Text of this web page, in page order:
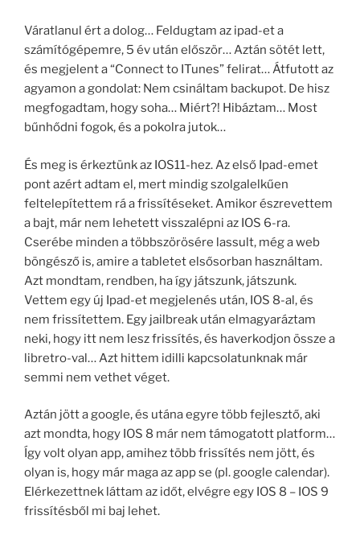
Váratlanul ért a dolog… Feldugtam az ipad-et a
számítógépemre, 5 év után először… Aztán sötét lett,
és megjelent a “Connect to ITunes” felirat… Átfutott az
agyamon a gondolat: Nem csináltam backupot. De hisz
megfogadtam, hogy soha… Miért?! Hibáztam… Most
bűnhődni fogok, és a pokolra jutok…
És meg is érkeztünk az IOS11-hez. Az első Ipad-emet
pont azért adtam el, mert mindig szolgalelkűen
feltelepítettem rá a frissítéseket. Amikor észrevettem
a bajt, már nem lehetett visszalépni az IOS 6-ra.
Cserébe minden a többszörösére lassult, még a web
böngésző is, amire a tabletet elsősorban használtam.
Azt mondtam, rendben, ha így játszunk, játszunk.
Vettem egy új Ipad-et megjelenés után, IOS 8-al, és
nem frissítettem. Egy jailbreak után elmagyaráztam
neki, hogy itt nem lesz frissítés, és haverkodjon össze a
libretro-val… Azt hittem idilli kapcsolatunknak már
semmi nem vethet véget.
Aztán jött a google, és utána egyre több fejlesztő, aki
azt mondta, hogy IOS 8 már nem támogatott platform…
Így volt olyan app, amihez több frissítés nem jött, és
olyan is, hogy már maga az app se (pl. google calendar).
Elérkezettnek láttam az időt, elvégre egy IOS 8 – IOS 9
frissítésből mi baj lehet.